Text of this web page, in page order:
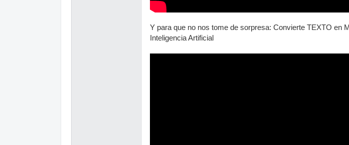
Y para que no nos tome de sorpresa: Convierte TEXTO en
Inteligencia Artificial